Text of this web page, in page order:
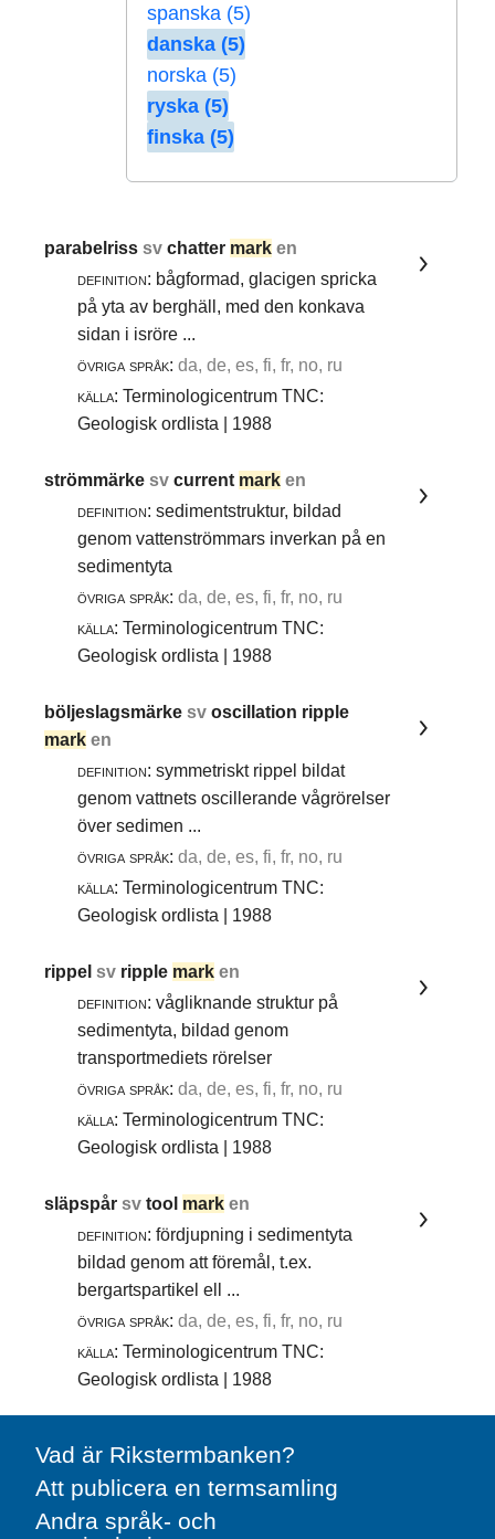
spanska (5)
danska (5)
norska (5)
ryska (5)
finska (5)
parabelrisssvchatter mark en
definition: bågformad, glacigen spricka
på yta av berghäll, med den konkava
sidan i isröre ...
övriga språk: da, de, es, fi, fr, no, ru
källa: Terminologicentrum TNC:
Geologisk ordlista | 1988
strömmärkesvcurrent mark en
definition: sedimentstruktur, bildad
genom vattenströmmars inverkan på en
sedimentyta
övriga språk: da, de, es, fi, fr, no, ru
källa: Terminologicentrum TNC:
Geologisk ordlista | 1988
böljeslagsmärkesvoscillation ripple
mark en
definition: symmetriskt rippel bildat
genom vattnets oscillerande vågrörelser
över sedimen ...
övriga språk: da, de, es, fi, fr, no, ru
källa: Terminologicentrum TNC:
Geologisk ordlista | 1988
rippelsv ripple mark en
definition: vågliknande struktur på
sedimentyta, bildad genom
transportmediets rörelser
övriga språk: da, de, es, fi, fr, no, ru
källa: Terminologicentrum TNC:
Geologisk ordlista | 1988
släpspårsvtool mark en
definition: fördjupning i sedimentyta
bildad genom att föremål, t.ex.
bergartspartikel ell ...
övriga språk: da, de, es, fi, fr, no, ru
källa: Terminologicentrum TNC:
Geologisk ordlista | 1988
Vad är Rikstermbanken?
Att publicera en termsamling
Andra språk- och